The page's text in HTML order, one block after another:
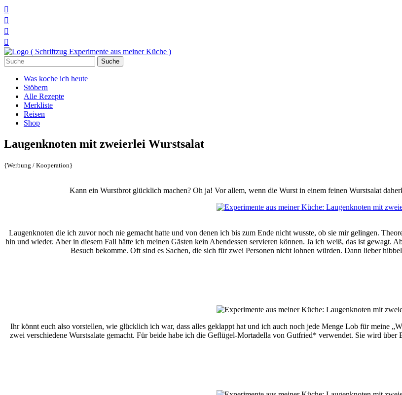




Suchen
nach:
Was koche ich heute
Stöbern
Alle Rezepte
Merkliste
Reisen
Shop
Laugenknoten mit zweierlei Wurstsalat
{Werbung / Kooperation}
Kann ein Wurstbrot glücklich machen? Oh ja! Vor allem, wenn die Wurst in einem feinen Wurstsalat
Laugenknoten die ich zuvor noch nie gemacht hatte und von denen ich bis zum Ende nicht wusste, ob sie mir gelingen.
hin und wieder. Aber in diesem Fall hätte ich meinen Gästen kein Abendessen servieren können. Ja ich weiß, das ist gewagt.
Besuch bekomme. Oft sind es Sachen, die sich für zwei Personen nicht lohnen würden. Dann lieber
Ihr könnt euch also vorstellen, wie glücklich ich war, dass alles geklappt hat und ich auch noch jede Menge Lob für meine
zwei verschiedene Wurstsalate gemacht. Für beide habe ich die Geflügel-Mortadella von Gutfried* verwendet. Sie wird